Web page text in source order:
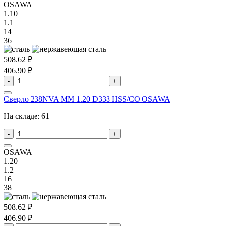
OSAWA
1.10
1.1
14
36
508.62 ₽
406.90 ₽
- +
Сверло 238NVA MM 1.20 D338 HSS/CO OSAWA
На складе: 61
- +
OSAWA
1.20
1.2
16
38
508.62 ₽
406.90 ₽